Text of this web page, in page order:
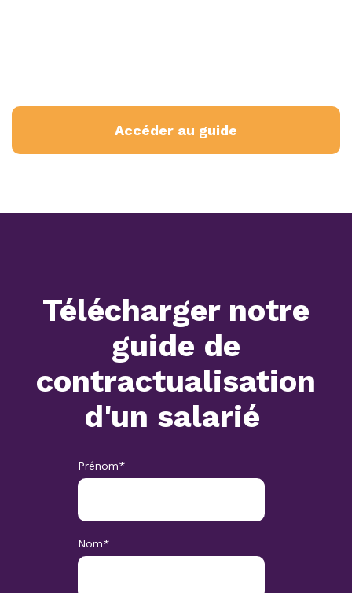
Accéder au guide
Télécharger notre
guide de
contractualisation
d'un salarié
Prénom*
Nom*